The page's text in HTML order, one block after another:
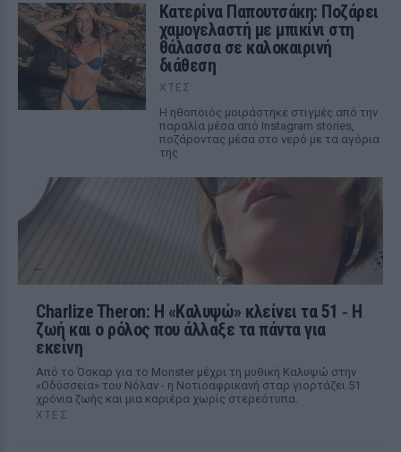
Κατερίνα Παπουτσάκη: Ποζάρει
χαμογελαστή με μπικίνι στη
θάλασσα σε καλοκαιρινή
διάθεση
ΧΤΕΣ
Η ηθοποιός μοιράστηκε στιγμές από την
παραλία μέσα από Instagram stories,
ποζάροντας μέσα στο νερό με τα αγόρια
της
Charlize Theron: Η «Καλυψώ» κλείνει τα 51 ‑ H
ζωή και ο ρόλος που άλλαξε τα πάντα για
εκείνη
Από το Όσκαρ για το Monster μέχρι τη μυθική Καλυψώ στην
«Οδύσσεια» του Νόλαν - η Νοτιοαφρικανή σταρ γιορτάζει 51
χρόνια ζωής και μια καριέρα χωρίς στερεότυπα.
ΧΤΕΣ